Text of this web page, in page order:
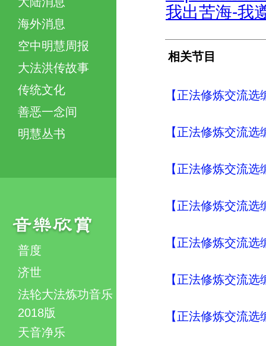
海外消息
空中明慧周报
大法洪传故事
传统文化
善恶一念间
明慧丛书
普度
济世
法轮大法炼功音乐
2018版
天音净乐
我出苦海-我
相关节目
【正法修炼交流
【正法修炼交流
【正法修炼交流
【正法修炼交流
【正法修炼交流
【正法修炼交流
【正法修炼交流